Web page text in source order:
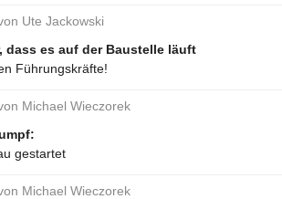
Ute Jackowski
dass es auf der Baustelle läuft
Führungskräfte!
Michael Wieczorek
gestartet
Michael Wieczorek